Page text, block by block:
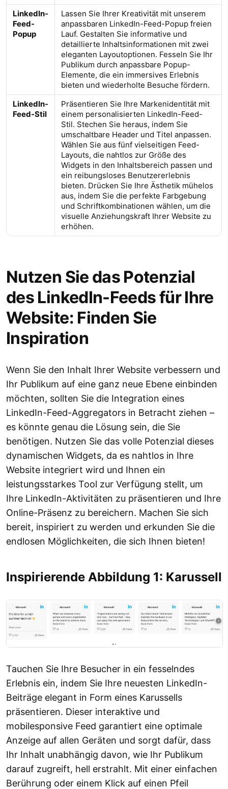
LinkedIn-
Feed-
Popup
Lassen Sie Ihrer Kreativität mit unserem
anpassbaren LinkedIn-Feed-Popup freien
Lauf. Gestalten Sie informative und
detaillierte Inhaltsinformationen mit zwei
eleganten Layoutoptionen. Fesseln Sie Ihr
Publikum durch anpassbare Popup-
Elemente, die ein immersives Erlebnis
bieten und wiederholte Besuche fördern.
LinkedIn-
Feed-Stil
Präsentieren Sie Ihre Markenidentität mit
einem personalisierten LinkedIn-Feed-
Stil. Stechen Sie heraus, indem Sie
umschaltbare Header und Titel anpassen.
Wählen Sie aus fünf vielseitigen Feed-
Layouts, die nahtlos zur Größe des
Widgets in den Inhaltsbereich passen und
ein reibungsloses Benutzererlebnis
bieten. Drücken Sie Ihre Ästhetik mühelos
aus, indem Sie die perfekte Farbgebung
und Schriftkombinationen wählen, um die
visuelle Anziehungskraft Ihrer Website zu
erhöhen.
Nutzen Sie das Potenzial
des LinkedIn-Feeds für Ihre
Website: Finden Sie
Inspiration
Wenn Sie den Inhalt Ihrer Website verbessern und
Ihr Publikum auf eine ganz neue Ebene einbinden
möchten, sollten Sie die Integration eines
LinkedIn-Feed-Aggregators in Betracht ziehen –
es könnte genau die Lösung sein, die Sie
benötigen. Nutzen Sie das volle Potenzial dieses
dynamischen Widgets, da es nahtlos in Ihre
Website integriert wird und Ihnen ein
leistungsstarkes Tool zur Verfügung stellt, um
Ihre LinkedIn-Aktivitäten zu präsentieren und Ihre
Online-Präsenz zu bereichern. Machen Sie sich
bereit, inspiriert zu werden und erkunden Sie die
endlosen Möglichkeiten, die sich Ihnen bieten!
Inspirierende Abbildung 1: Karussell
Tauchen Sie Ihre Besucher in ein fesselndes
Erlebnis ein, indem Sie Ihre neuesten LinkedIn-
Beiträge elegant in Form eines Karussells
präsentieren. Dieser interaktive und
mobilesponsive Feed garantiert eine optimale
Anzeige auf allen Geräten und sorgt dafür, dass
Ihr Inhalt unabhängig davon, wie Ihr Publikum
darauf zugreift, hell erstrahlt. Mit einer einfachen
Berührung oder einem Klick auf einen Pfeil